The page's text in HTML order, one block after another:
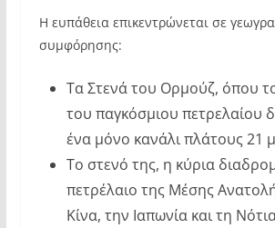
Η ευπάθεια επικεντρώνεται σε
συμφόρησης:
Τα Στενά του Ορμούζ, όπου
του παγκόσμιου πετρελαίου
ένα μόνο κανάλι πλάτους 21
Το στενό της, η κύρια
πετρέλαιο της Μέσης
Κίνα, την Ιαπωνία και τη